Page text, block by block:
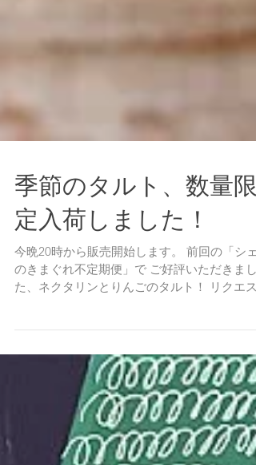
季節のタルト、数量限
定入荷しました！
今晩20時から販売開始します。 前回の「シェ
た、ネクタリンとりんごのタルト！ リクエス
で追加注文をいただいた方がありましたので
10台限定でご注文を承ります。冷凍状態でお
けします。...